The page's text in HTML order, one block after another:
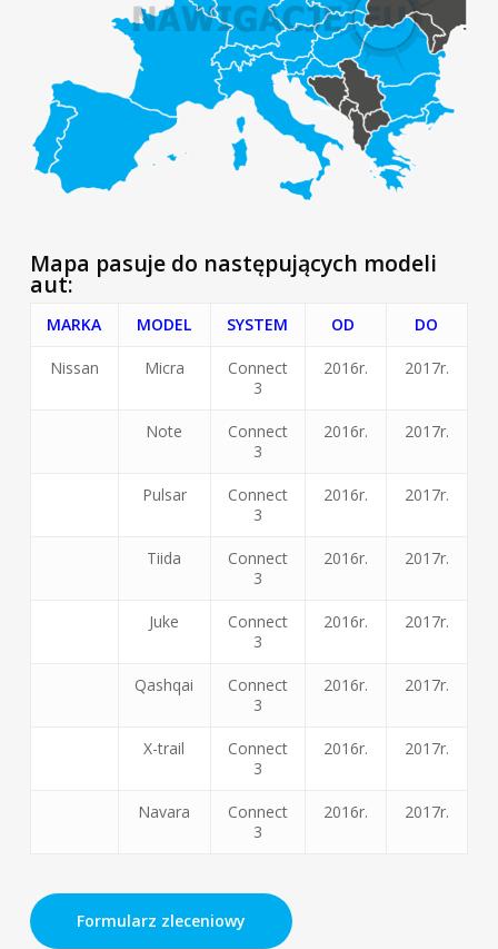
Mapa pasuje do następujących modeli
aut:
MARKA MODEL SYSTEM OD DO
Nissan Micra
Connect
3
2016r. 2017r.
Note
Connect
3
2016r. 2017r.
Pulsar
Connect
3
2016r. 2017r.
Tiida
Connect
3
2016r. 2017r.
Juke
Connect
3
2016r. 2017r.
Qashqai
Connect
3
2016r. 2017r.
X-trail
Connect
3
2016r. 2017r.
Navara
Connect
3
2016r. 2017r.
Formularz zleceniowy